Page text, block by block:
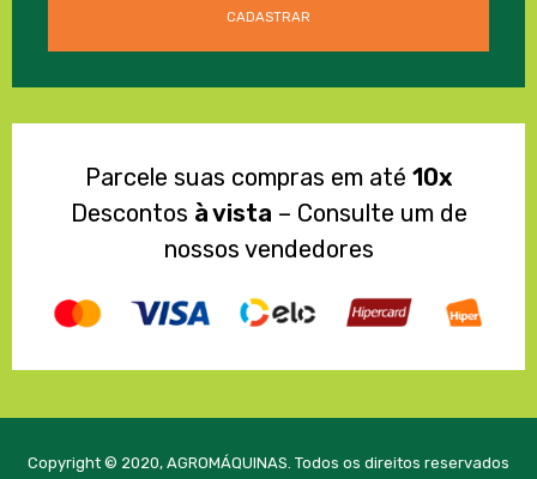
Parcele suas compras em até 10x
Descontos à vista – Consulte um de
nossos vendedores
Copyright © 2020, AGROMÁQUINAS. Todos os direitos reservados